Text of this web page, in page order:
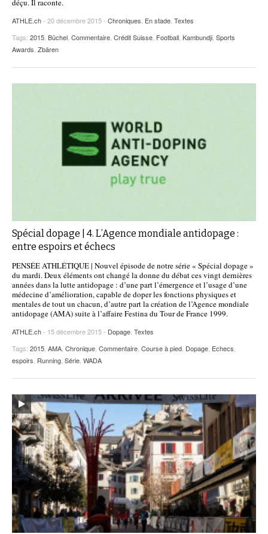
déçu. Il raconte.
ATHLE.ch- 20 décembre 2015 - Chroniques En stade Textes
Tags: 2015 Büchel Commentaire Crédit Suisse Football Kambundji Sports
Awards Zbären
Spécial dopage | 4. L’Agence mondiale antidopage :
entre espoirs et échecs
PENSÉE ATHLÉTIQUE | Nouvel épisode de notre série « Spécial dopage »
du mardi. Deux éléments ont changé la donne du débat ces vingt dernières
années dans la lutte antidopage : d’une part l’émergence et l’usage d’une
médecine d’amélioration, capable de doper les fonctions physiques et
mentales de tout un chacun, d’autre part la création de l’Agence mondiale
antidopage (AMA) suite à l’affaire Festina du Tour de France 1999.
ATHLE.ch- 15 décembre 2015 - Dopage, Textes
Tags: 2015, AMA, Chronique, Commentaire, Course à pied, Dopage, Echecs,
espoirs, Running, Série, WADA